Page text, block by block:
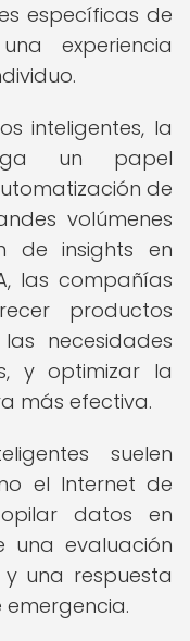
específicas de
experiencia
inteligentes, la
un papel
de
volúmenes
de insights en
las compañías
productos
necesidades
y optimizar la
más efectiva.
suelen
el Internet de
datos en
una evaluación
una respuesta